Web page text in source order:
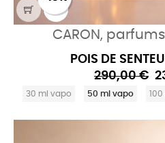
CARON,
POIS DE
290,00 €
30 ml vapo 50 ml vapo